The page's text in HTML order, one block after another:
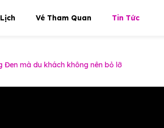
Vé Tham Quan Tin Tức
Đen mà du khách không nên bỏ lỡ